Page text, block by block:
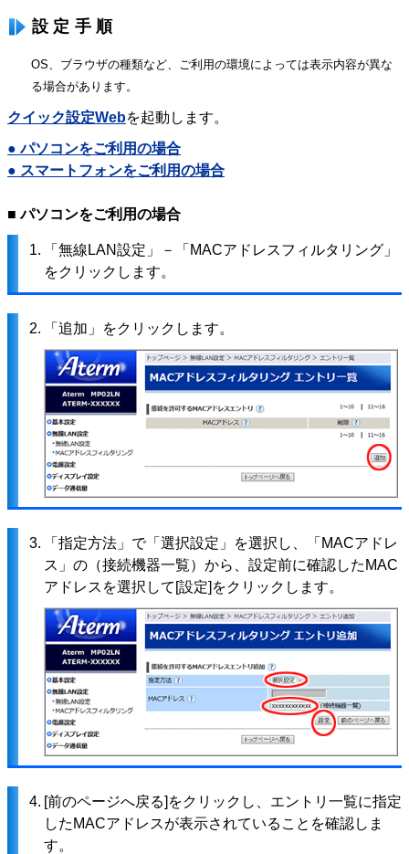
設定手順
OS、ブラウザの種類など、ご利用の環境によっては表示内容が異な
る場合があります。
クイック設定Webを起動します。
● パソコンをご利用の場合
● スマートフォンをご利用の場合
■ パソコンをご利用の場合
1.
「無線LAN設定」－「MACアドレスフィルタリング」
をクリックします。
2. 「追加」をクリックします。
3.
「指定方法」で「選択設定」を選択し、「MACアドレ
ス」の（接続機器一覧）から、設定前に確認したMAC
アドレスを選択して[設定]をクリックします。
4. [前のページへ戻る]をクリックし、エントリ一覧に指定
したMACアドレスが表示されていることを確認しま
す。